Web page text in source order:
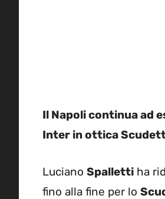
Il Napoli continua ad
Inter in ottica
Luciano Spalletti ha
fino alla fine per lo